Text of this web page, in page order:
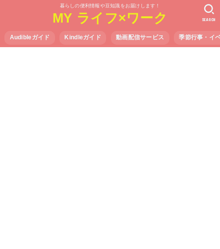
暮らしの便利情報や豆知識をお届けします！
MY ライフ×ワーク
Audibleガイド Kindleガイド 動画配信サービス 季節行事・イ
SEARCH